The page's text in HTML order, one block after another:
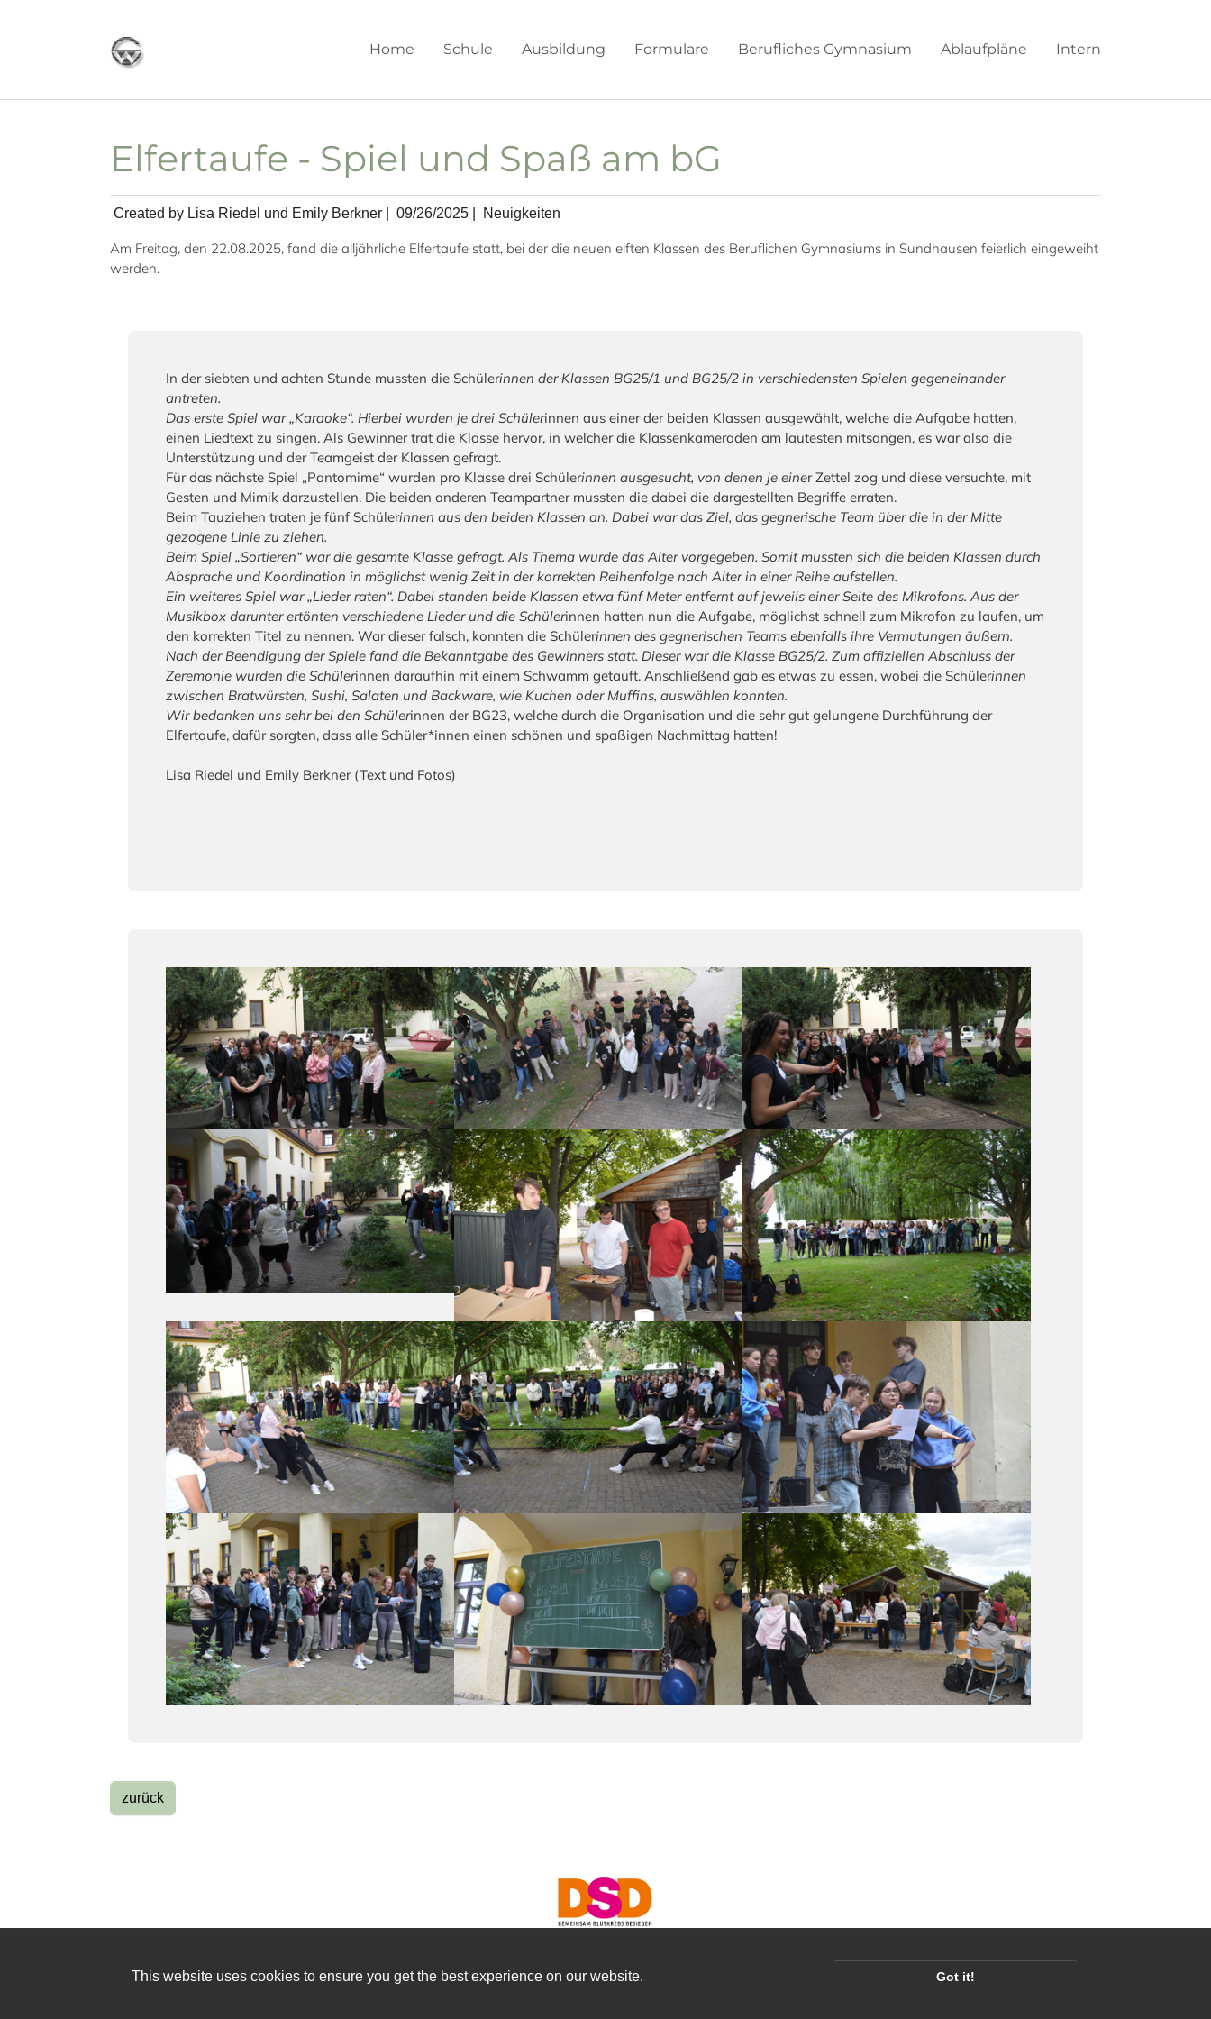
This website uses cookies to ensure you get the best experience on our website. Got it!
Home Schule Ausbildung Formulare Berufliches Gymnasium Ablaufpläne Intern
Elfertaufe - Spiel und Spaß am bG
Created by Lisa Riedel und Emily Berkner | 09/26/2025 Neuigkeiten
Am Freitag, den 22.08.2025, fand die alljährliche Elfertaufe statt, bei der die neuen elften Klassen des Beruflichen Gymnasiums in Sundhausen feierlich eingeweiht
werden.
In der siebten und achten Stunde mussten die Schülerinnen der Klassen BG25/1 und BG25/2 in verschiedensten Spielen gegeneinander
antreten.
Das erste Spiel war „Karaoke“. Hierbei wurden je drei Schülerinnen aus einer der beiden Klassen ausgewählt, welche die Aufgabe hatten,
einen Liedtext zu singen. Als Gewinner trat die Klasse hervor, in welcher die Klassenkameraden am lautesten mitsangen, es war also die
Unterstützung und der Teamgeist der Klassen gefragt.
Für das nächste Spiel „Pantomime“ wurden pro Klasse drei Schülerinnen ausgesucht, von denen je einer Zettel zog und diese versuchte, mit
Gesten und Mimik darzustellen. Die beiden anderen Teampartner mussten die dabei die dargestellten Begriffe erraten.
Beim Tauziehen traten je fünf Schülerinnen aus den beiden Klassen an. Dabei war das Ziel, das gegnerische Team über die in der Mitte
gezogene Linie zu ziehen.
Beim Spiel „Sortieren“ war die gesamte Klasse gefragt. Als Thema wurde das Alter vorgegeben. Somit mussten sich die beiden Klassen durch
Absprache und Koordination in möglichst wenig Zeit in der korrekten Reihenfolge nach Alter in einer Reihe aufstellen.
Ein weiteres Spiel war „Lieder raten“. Dabei standen beide Klassen etwa fünf Meter entfernt auf jeweils einer Seite des Mikrofons. Aus der
Musikbox darunter ertönten verschiedene Lieder und die Schülerinnen hatten nun die Aufgabe, möglichst schnell zum Mikrofon zu laufen, um
den korrekten Titel zu nennen. War dieser falsch, konnten die Schülerinnen des gegnerischen Teams ebenfalls ihre Vermutungen äußern.
Nach der Beendigung der Spiele fand die Bekanntgabe des Gewinners statt. Dieser war die Klasse BG25/2. Zum offiziellen Abschluss der
Zeremonie wurden die Schülerinnen daraufhin mit einem Schwamm getauft. Anschließend gab es etwas zu essen, wobei die Schülerinnen
zwischen Bratwürsten, Sushi, Salaten und Backware, wie Kuchen oder Muffins, auswählen konnten.
Wir bedanken uns sehr bei den Schülerinnen der BG23, welche durch die Organisation und die sehr gut gelungene Durchführung der
Elfertaufe, dafür sorgten, dass alle Schüler*innen einen schönen und spaßigen Nachmittag hatten!
Lisa Riedel und Emily Berkner (Text und Fotos)
zurück